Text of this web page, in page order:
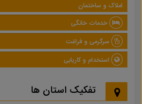
املاک و ساختمان
خدمات خانگی
سرگرمی و فراغت
استخدام و کاریابی
تفکیک استان ها